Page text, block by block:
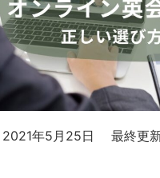
年5月25日
最終更